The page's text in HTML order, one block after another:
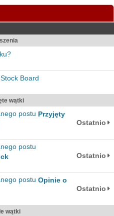
Board
wątki
Przyjęty
Ostatnio
Ostatnio
Opinie o
Ostatnio
wątki